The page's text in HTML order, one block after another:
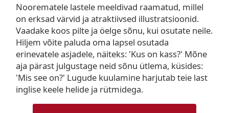
Noorematele lastele meeldivad raamatud, millel
on erksad värvid ja atraktiivsed illustratsioonid.
Vaadake koos pilte ja öelge sõnu, kui osutate neile.
Hiljem võite paluda oma lapsel osutada
erinevatele asjadele, näiteks: 'Kus on kass?' Mõne
aja pärast julgustage neid sõnu ütlema, küsides:
'Mis see on?' Lugude kuulamine harjutab teie last
inglise keele helide ja rütmidega.